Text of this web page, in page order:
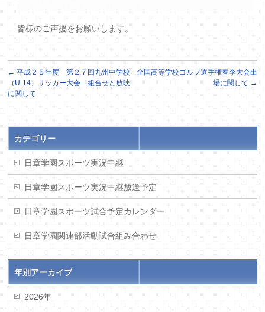
皆様のご声援をお願いします。
← 平成２５年度 第２７回九州中学校
（U-14）サッカー大会 組合せと放映
に関して
全国高等学校ゴルフ選手権春季大会出
場に関して →
カテゴリー
日章学園スポーツ実況中継
日章学園スポーツ実況中継放送予定
日章学園スポーツ試合予定カレンダー
日章学園関連部活動試合組み合わせ
年別アーカイブ
2026年